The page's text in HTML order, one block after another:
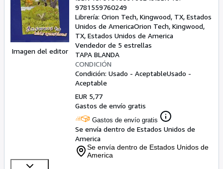
Imagen del editor
9781559760249
Librería: Orion Tech, Kingwood, TX, Estados
Unidos de AmericaOrion Tech, Kingwood,
TX, Estados Unidos de America
Vendedor de 5 estrellas
TAPA BLANDA
CONDICIÓN
Condición: Usado - AceptableUsado -
Aceptable
EUR 5,77
Gastos de envío gratis
Gastos de envío gratis
Se envía dentro de Estados Unidos de
America
Se envía dentro de Estados Unidos de
America